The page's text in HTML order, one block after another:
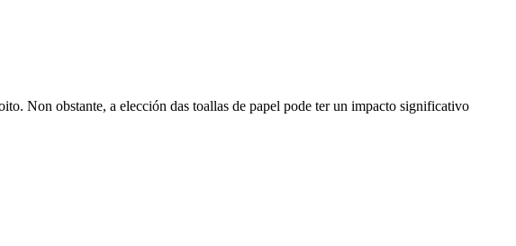
Non obstante, a elección das toallas de papel pode ter un impacto significativo